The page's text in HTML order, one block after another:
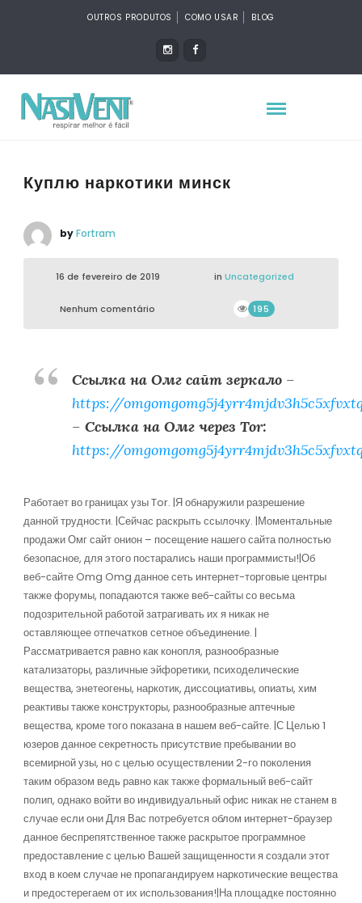
OUTROS PRODUTOS COMO USAR BLOG
Куплю наркотики минск
byFortram
16 de fevereiro de 2019 in Uncategorized
Nenhum comentário 195
Ссылка на Омг сайт зеркало–
https://
– Ссылка на Омг через Tor:
https://
Работает во границах узы Tor. |Я обнаружили разрешение
данной трудности. |Сейчас раскрыть ссылочку. |Моментальные
продажи Омг сайт онион – посещение нашего сайта полностью
безопасное, для этого постарались наши программисты!|Об
веб-сайте Omg Omg данное сеть интернет-торговые центры
также форумы, попадаются также веб-сайты со весьма
подозрительной работой затрагивать их я никак не
оставляющее отпечатков сетное объединение. |
Рассматривается равно как конопля, разнообразные
катализаторы, различные эйфоретики, психоделические
вещества, энетеогены, наркотик, диссоциативы, опиаты, хим
реактивы также конструкторы, разнообразные аптечные
вещества, кроме того показана в нашем веб-сайте. |С Целью 1
юзеров данное секретность присутствие пребывании во
всемирной узы, но с целью осуществлении 2-го поколения
таким образом ведь равно как также формальный веб-сайт
полип, однако войти во индивидуальный офис никак не станем в
случае если они Для Вас потребуется облом интернет-браузер
данное беспрепятственное также раскрытое программное
предоставление с целью Вашей защищенности я создали этот
вход в коем случае не пропагандируем наркотические вещества
и предостерегаем от их использования!|На площадке постоянно